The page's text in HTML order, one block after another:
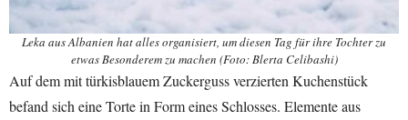
Leka aus Albanien hat alles organisiert, um diesen Tag für ihre Tochter zu
etwas Besonderem zu machen (Foto: Blerta Celibashi)
Auf dem mit türkisblauem Zuckerguss verzierten Kuchenstück
befand sich eine Torte in Form eines Schlosses. Elemente aus